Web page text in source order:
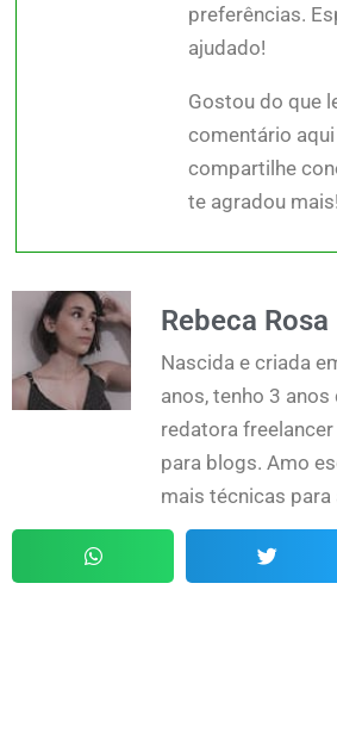
preferências.
ajudado!
Gostou do que
comentário
compartilhe
te agradou mais!
Rebeca Rosa
Nascida e criada
anos, tenho 3
redatora
para blogs. Amo
mais técnicas